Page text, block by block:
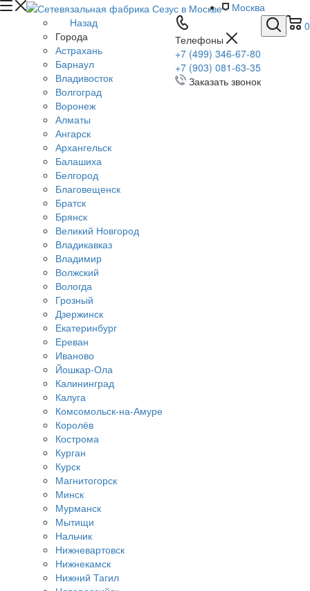
0
Телефоны
+7 (499) 346-67-80
+7 (903) 081-63-35
Заказать звонок
Москва
Назад
Города
Астрахань
Барнаул
Владивосток
Волгоград
Воронеж
Алматы
Ангарск
Архангельск
Балашиха
Белгород
Благовещенск
Братск
Брянск
Великий Новгород
Владикавказ
Владимир
Волжский
Вологда
Грозный
Дзержинск
Екатеринбург
Ереван
Иваново
Йошкар-Ола
Калининград
Калуга
Комсомольск-на-Амуре
Королёв
Кострома
Курган
Курск
Магнитогорск
Минск
Мурманск
Мытищи
Нальчик
Нижневартовск
Нижнекамск
Нижний Тагил